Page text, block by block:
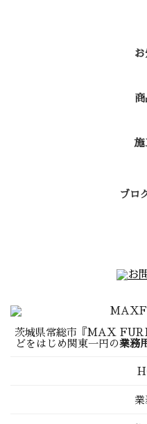
商
施
ブロ
茨城県常総市『MAX
どをはじめ関東一円の業務
業